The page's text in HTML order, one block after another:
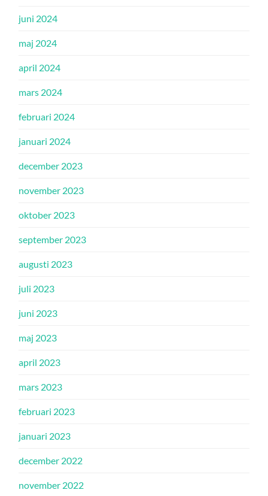
juni 2024
maj 2024
april 2024
mars 2024
februari 2024
januari 2024
december 2023
november 2023
oktober 2023
september 2023
augusti 2023
juli 2023
juni 2023
maj 2023
april 2023
mars 2023
februari 2023
januari 2023
december 2022
november 2022